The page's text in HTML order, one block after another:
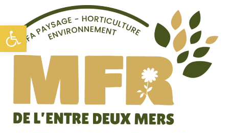
Ouvrir la barre d’outils